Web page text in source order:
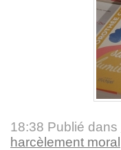
18:38 Publié dans
harcèlement moral